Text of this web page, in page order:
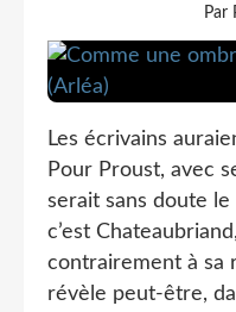
Par
Les écrivains
Pour Proust, avec
serait sans doute le
c’est
contrairement à sa
révèle peut-être,